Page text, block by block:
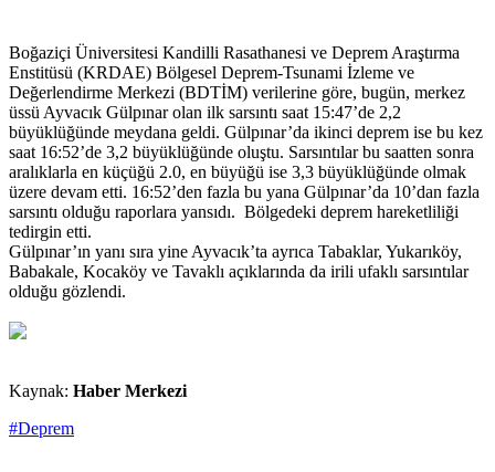
Boğaziçi Üniversitesi Kandilli Rasathanesi ve Deprem Araştırma
Enstitüsü (KRDAE) Bölgesel Deprem-Tsunami İzleme ve
Değerlendirme Merkezi (BDTİM) verilerine göre, bugün, merkez
üssü Ayvacık Gülpınar olan ilk sarsıntı saat 15:47’de 2,2
büyüklüğünde meydana geldi. Gülpınar’da ikinci deprem ise bu kez
saat 16:52’de 3,2 büyüklüğünde oluştu. Sarsıntılar bu saatten sonra
aralıklarla en küçüğü 2.0, en büyüğü ise 3,3 büyüklüğünde olmak
üzere devam etti. 16:52’den fazla bu yana Gülpınar’da 10’dan fazla
sarsıntı olduğu raporlara yansıdı. Bölgedeki deprem hareketliliği
tedirgin etti.
Gülpınar’ın yanı sıra yine Ayvacık’ta ayrıca Tabaklar, Yukarıköy,
Babakale, Kocaköy ve Tavaklı açıklarında da irili ufaklı sarsıntılar
olduğu gözlendi.
Kaynak: Haber Merkezi
#Deprem